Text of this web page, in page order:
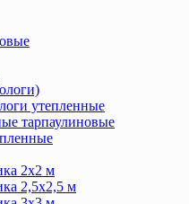
утепленные
тарпаулиновые
2х2 м
2,5х2,5 м